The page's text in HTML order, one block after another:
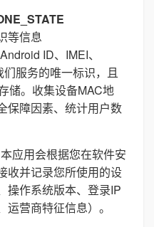
等信息
ID、IMEI、
服务的唯一标识，且
储。收集设备MAC地
保障因素、统计用户数
应用会根据您在软件安
收并记录您所使用的设
操作系统版本、登录IP
营商特征信息）。